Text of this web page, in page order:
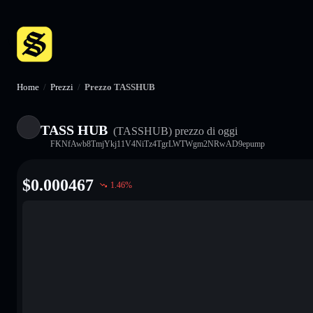
Home / Prezzi / Prezzo TASSHUB
TASS HUB (TASSHUB) prezzo di oggi
FKNfAwb8TmjYkj11V4NiTz4TgrLWTWgm2NRwAD9epump
$0.000467 1.46%